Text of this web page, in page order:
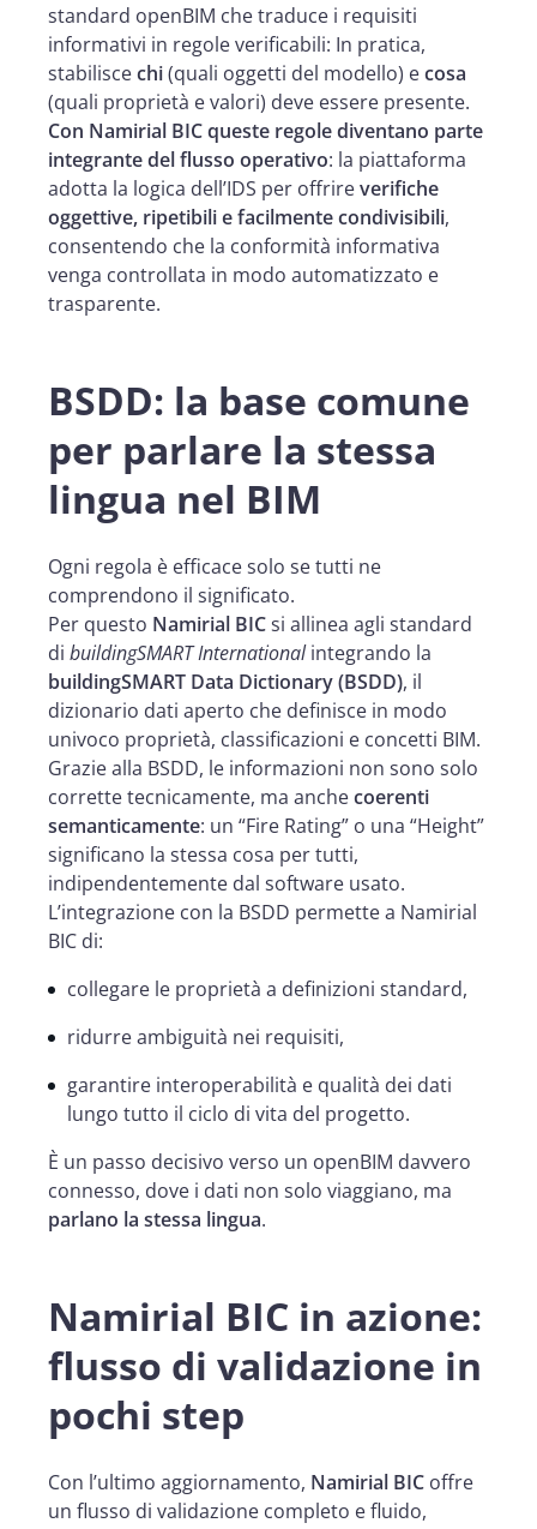
standard openBIM che traduce i requisiti
informativi in regole verificabili: In pratica,
stabiliscechi(quali oggetti del modello) ecosa
(quali proprietà e valori) deve essere presente.
Con Namirial BIC queste regole diventano parte
integrante del flusso operativo: la piattaforma
adotta la logica dell’IDS per offrireverifiche
oggettive, ripetibili e facilmente condivisibili,
consentendo che la conformità informativa
venga controllata in modo automatizzato e
trasparente.
BSDD: la base comune
per parlare la stessa
lingua nel BIM
Ogni regola è efficace solo se tutti ne
comprendono il significato.
Per questo Namirial BICsi allinea agli standard
di buildingSMART Internationalintegrando la
buildingSMART Data Dictionary (BSDD), il
dizionario dati aperto che definisce in modo
univoco proprietà, classificazioni e concetti BIM.
Grazie alla BSDD, le informazioni non sono solo
corrette tecnicamente, ma anchecoerenti
semanticamente: un “Fire Rating” o una “Height”
significano la stessa cosa per tutti,
indipendentemente dal software usato.
L’integrazione con la BSDD permette a Namirial
BIC di:
collegare le proprietà a definizioni standard,
ridurre ambiguità nei requisiti,
garantire interoperabilità e qualità dei dati
lungo tutto il ciclo di vita del progetto.
È un passo decisivo verso un openBIM davvero
connesso, dove i dati non solo viaggiano, ma
parlano la stessa lingua.
Namirial BIC in azione:
flusso di validazione in
pochi step
Con l’ultimo aggiornamento, Namirial BIC offre
un flusso di validazione completo e fluido,